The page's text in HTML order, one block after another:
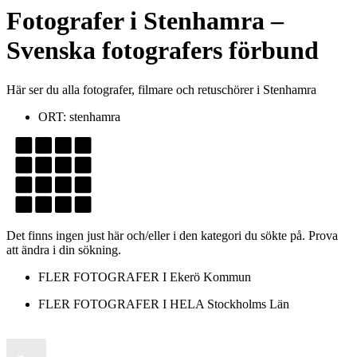
Fotograferi Stenhamra–
Svenska fotografers förbund
Här ser du alla fotografer, filmare och retuschörer i Stenhamra
ORT: stenhamra
Det finns ingen just här och/eller i den kategori du sökte på. Prova
att ändra i din sökning.
FLER FOTOGRAFER I Ekerö Kommun
FLER FOTOGRAFER I HELA Stockholms Län